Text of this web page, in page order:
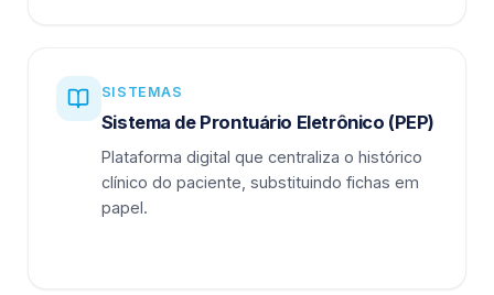
SISTEMAS
Sistema de Prontuário Eletrônico (PEP)
Plataforma digital que centraliza o histórico
clínico do paciente, substituindo fichas em
papel.